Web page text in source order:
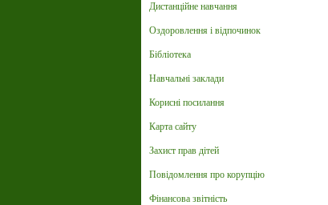
Дистанційне навчання
Оздоровлення і відпочинок
Бібліотека
Навчальні заклади
Корисні посилання
Карта сайту
Захист прав дітей
Повідомлення про корупцію
Фінансова звітність